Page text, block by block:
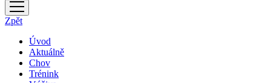
otevřít
menu
Zpět
Úvod
Aktuálně
Chov
Trénink